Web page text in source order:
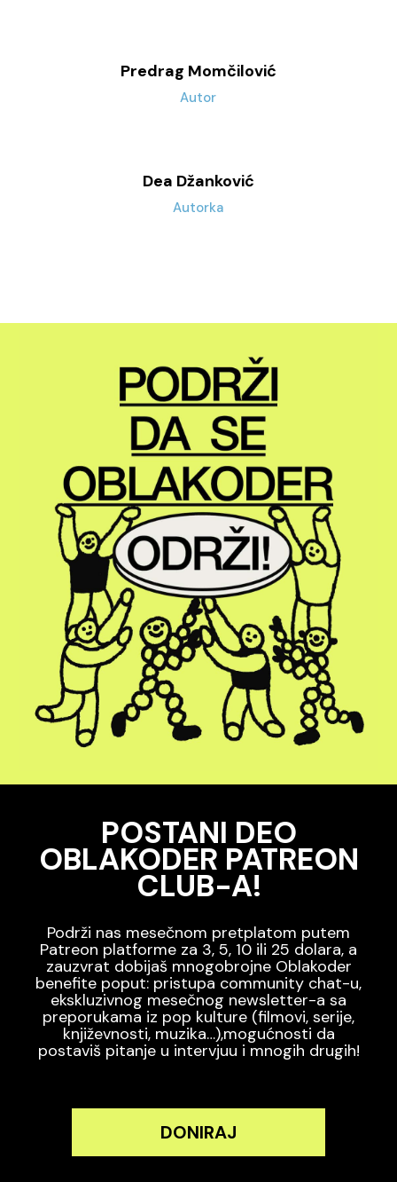
Predrag Momčilović
Autor
Dea Džanković
Autorka
POSTANI DEO
OBLAKODER PATREON
CLUB-A!
Podrži nas mesečnom pretplatom putem
Patreon platforme za 3, 5, 10 ili 25 dolara, a
zauzvrat dobijaš mnogobrojne Oblakoder
benefite poput: pristupa community chat-u,
ekskluzivnog mesečnog newsletter-a sa
preporukama iz pop kulture (filmovi, serije,
književnosti, muzika…),mogućnosti da
postaviš pitanje u intervjuu i mnogih drugih!
DONIRAJ